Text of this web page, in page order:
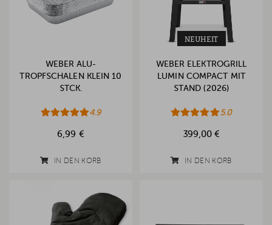
WEBER ALU-
TROPFSCHALEN KLEIN 10
STCK.
4.9
6,99 €
IN DEN KORB
NEUHEIT
WEBER ELEKTROGRILL
LUMIN COMPACT MIT
STAND (2026)
5.0
399,00 €
IN DEN KORB